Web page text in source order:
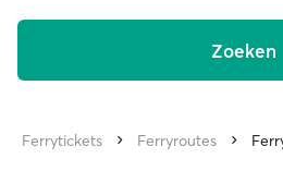
Zoeken
Ferrytickets Ferryroutes